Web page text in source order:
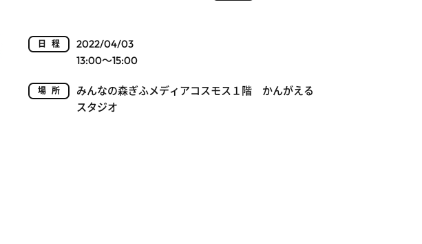
日程
2022/04/03
13:00～15:00
場所
みんなの森ぎふメディアコスモス１階 かんがえる
スタジオ